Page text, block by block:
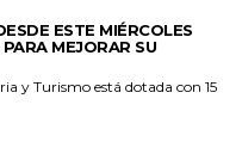
ESTE MIÉRCOLES
MEJORAR SU
y Turismo está dotada con 15